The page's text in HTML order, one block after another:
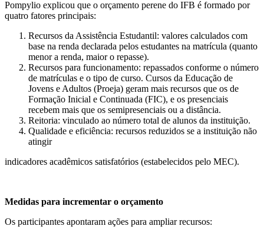
Pompylio explicou que o orçamento perene do IFB é formado por
quatro fatores principais:
Recursos da Assistência Estudantil: valores calculados com
base na renda declarada pelos estudantes na matrícula (quanto
menor a renda, maior o repasse).
Recursos para funcionamento: repassados conforme o número
de matrículas e o tipo de curso. Cursos da Educação de
Jovens e Adultos (Proeja) geram mais recursos que os de
Formação Inicial e Continuada (FIC), e os presenciais
recebem mais que os semipresenciais ou a distância.
Reitoria: vinculado ao número total de alunos da instituição.
Qualidade e eficiência: recursos reduzidos se a instituição não
atingir
indicadores acadêmicos satisfatórios (estabelecidos pelo MEC).
Medidas para incrementar o orçamento
Os participantes apontaram ações para ampliar recursos: